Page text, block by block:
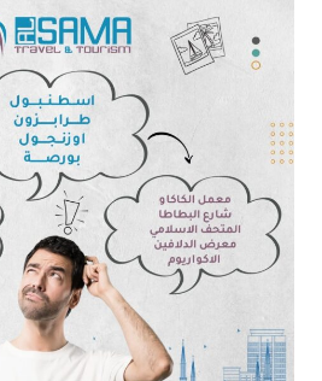
برنامج
سياحي
اسطنبول